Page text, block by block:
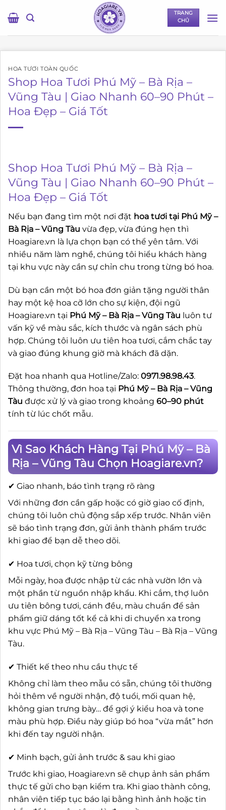
qua
TRANG
CHỦ
HOA TƯƠI TOÀN QUỐC
Shop Hoa Tươi Phú Mỹ – Bà Rịa –
Vũng Tàu | Giao Nhanh 60–90 Phút –
Hoa Đẹp – Giá Tốt
Shop Hoa Tươi Phú Mỹ – Bà Rịa –
Vũng Tàu | Giao Nhanh 60–90 Phút –
Hoa Đẹp – Giá Tốt
Nếu bạn đang tìm một nơi đặt hoa tươi tại Phú Mỹ –
Bà Rịa – Vũng Tàu vừa đẹp, vừa đúng hẹn thì
Hoagiare.vn là lựa chọn bạn có thể yên tâm. Với
nhiều năm làm nghề, chúng tôi hiểu khách hàng
tại khu vực này cần sự chỉn chu trong từng bó hoa.
Dù bạn cần một bó hoa đơn giản tặng người thân
hay một kệ hoa cỡ lớn cho sự kiện, đội ngũ
Hoagiare.vn tại Phú Mỹ – Bà Rịa – Vũng Tàu luôn tư
vấn kỹ về màu sắc, kích thước và ngân sách phù
hợp. Chúng tôi luôn ưu tiên hoa tươi, cắm chắc tay
và giao đúng khung giờ mà khách đã dặn.
Đặt hoa nhanh qua Hotline/Zalo: 0971.98.98.43.
Thông thường, đơn hoa tại Phú Mỹ – Bà Rịa – Vũng
Tàu được xử lý và giao trong khoảng 60–90 phút
tính từ lúc chốt mẫu.
Vì Sao Khách Hàng Tại Phú Mỹ – Bà
Rịa – Vũng Tàu Chọn Hoagiare.vn?
✔ Giao nhanh, báo tình trạng rõ ràng
Với những đơn cần gấp hoặc có giờ giao cố định,
chúng tôi luôn chủ động sắp xếp trước. Nhân viên
sẽ báo tình trạng đơn, gửi ảnh thành phẩm trước
khi giao để bạn dễ theo dõi.
✔ Hoa tươi, chọn kỹ từng bông
Mỗi ngày, hoa được nhập từ các nhà vườn lớn và
một phần từ nguồn nhập khẩu. Khi cắm, thợ luôn
ưu tiên bông tươi, cánh đều, màu chuẩn để sản
phẩm giữ dáng tốt kể cả khi di chuyển xa trong
khu vực Phú Mỹ – Bà Rịa – Vũng Tàu – Bà Rịa – Vũng
Tàu.
✔ Thiết kế theo nhu cầu thực tế
Không chỉ làm theo mẫu có sẵn, chúng tôi thường
hỏi thêm về người nhận, độ tuổi, mối quan hệ,
không gian trưng bày… để gợi ý kiểu hoa và tone
màu phù hợp. Điều này giúp bó hoa “vừa mắt” hơn
khi đến tay người nhận.
✔ Minh bạch, gửi ảnh trước & sau khi giao
Trước khi giao, Hoagiare.vn sẽ chụp ảnh sản phẩm
thực tế gửi cho bạn kiểm tra. Khi giao thành công,
nhân viên tiếp tục báo lại bằng hình ảnh hoặc tin